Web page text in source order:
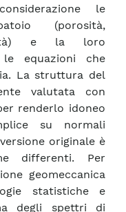
le
(porosità,
e la loro
equazioni che
La struttura del
valutata con
renderlo idoneo
su normali
originale è
differenti. Per
geomeccanica
statistiche e
degli spettri di